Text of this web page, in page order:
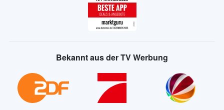
Bekannt aus der TV Werbung